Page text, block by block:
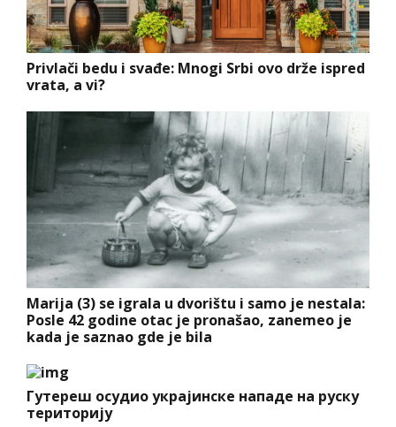
Privlači bedu i svađe: Mnogi Srbi ovo drže ispred
vrata, a vi?
Marija (3) se igrala u dvorištu i samo je nestala:
Posle 42 godine otac je pronašao, zanemeo je
kada je saznao gde je bila
Гутереш осудио украјинске нападе на руску
територију